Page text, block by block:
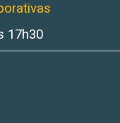
17h30